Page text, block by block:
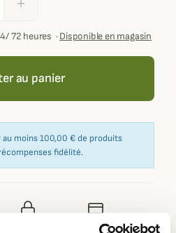
add
72 heures ·Disponible en magasin
au panier
moins 100,00 € de produits
fidélité.
Paiement en